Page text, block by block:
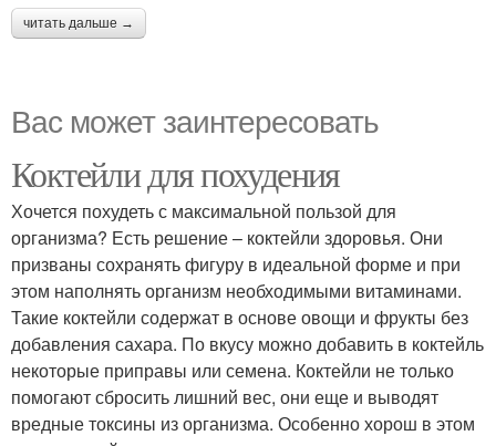
читать дальше →
Вас может заинтересовать
Коктейли для похудения
Хочется похудеть с максимальной пользой для
организма? Есть решение – коктейли здоровья. Они
призваны сохранять фигуру в идеальной форме и при
этом наполнять организм необходимыми витаминами.
Такие коктейли содержат в основе овощи и фрукты без
добавления сахара. По вкусу можно добавить в коктейль
некоторые приправы или семена. Коктейли не только
помогают сбросить лишний вес, они еще и выводят
вредные токсины из организма. Особенно хорош в этом